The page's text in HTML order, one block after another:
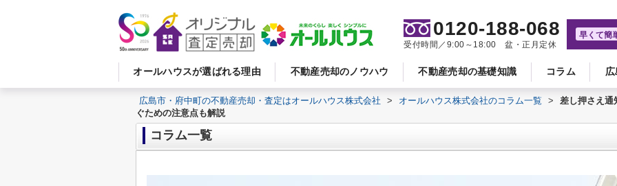
オールハウスが選ばれる理由 不動産売却のノウハウ 不動産売却の基礎知識 コラム
0120-188-068
受付時間／9:00～18:00 盆・正月定休
早くて簡
広島市・府中町の不動産売却・査定はオールハウス株式会社 > オールハウス株式会社のコラム一覧 >
差し押さえ通
ぐための注意点も解説
コラム一覧